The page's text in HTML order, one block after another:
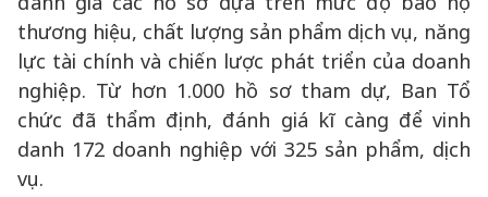
thương hiệu, chất lượng sản phẩm dịch vụ, năng
lực tài chính và chiến lược phát triển của doanh
nghiệp. Từ hơn 1.000 hồ sơ tham dự, Ban Tổ
chức đã thẩm định, đánh giá kĩ càng để vinh
danh 172 doanh nghiệp với 325 sản phẩm, dịch
vụ.